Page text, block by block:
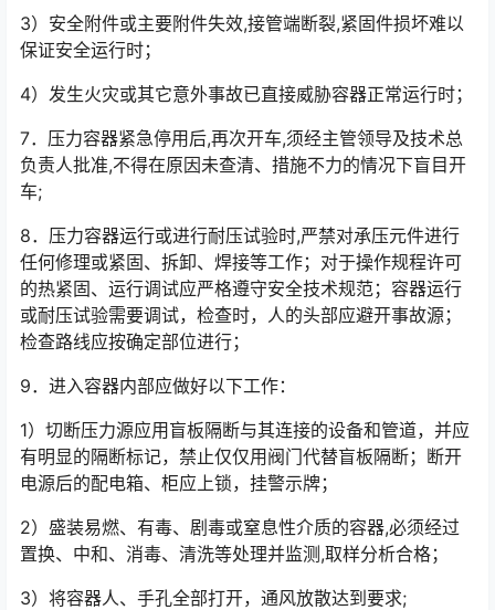
3）安全附件或主要附件失效,接管端断裂,紧固件损坏难以
保证安全运行时；
4）发生火灾或其它意外事故已直接威胁容器正常运行时；
7．压力容器紧急停用后,再次开车,须经主管领导及技术总
负责人批准,不得在原因未查清、措施不力的情况下盲目开
车;
8．压力容器运行或进行耐压试验时,严禁对承压元件进行
任何修理或紧固、拆卸、焊接等工作；对于操作规程许可
的热紧固、运行调试应严格遵守安全技术规范；容器运行
或耐压试验需要调试，检查时，人的头部应避开事故源；
检查路线应按确定部位进行；
9．进入容器内部应做好以下工作：
1）切断压力源应用盲板隔断与其连接的设备和管道，并应
有明显的隔断标记，禁止仅仅用阀门代替盲板隔断；断开
电源后的配电箱、柜应上锁，挂警示牌；
2）盛装易燃、有毒、剧毒或窒息性介质的容器,必须经过
置换、中和、消毒、清洗等处理并监测,取样分析合格；
3）将容器人、手孔全部打开，通风放散达到要求;